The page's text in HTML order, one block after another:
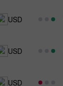
USD
USD
USD